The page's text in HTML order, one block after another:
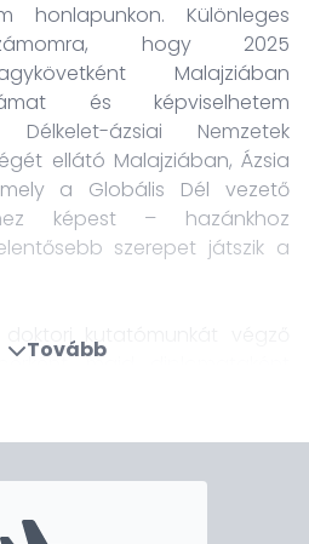
honlapunkon. Különleges
hogy 2025
Malajziában
és képviselhetem
ázsiai Nemzetek
ellátó Malajziában, Ázsia
a Globális Dél vezető
képest – hazánkhoz
szerepet játszik a
doktori kutatómunkát végző
majd diplomataként
Ázsia világpolitikai súlya.
külpolitikánk, valamint
Tovább